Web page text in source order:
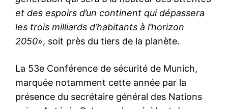
et des espoirs d’un continent qui dépassera
les trois milliards d’habitants à l’horizon
2050», soit près du tiers de la planète.
La 53e Conférence de sécurité de Munich,
marquée notamment cette année par la
présence du secrétaire général des Nations